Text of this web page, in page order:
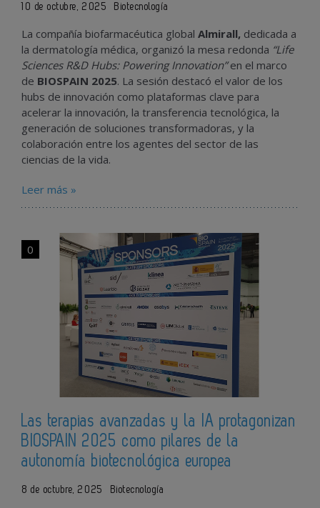
10 de octubre, 2025 Biotecnología
La compañía biofarmacéutica global Almirall, dedicada a
la dermatología médica, organizó la mesa redonda “Life
Sciences R&D Hubs: Powering Innovation”en el marco
de BIOSPAIN 2025. La sesión destacó el valor de los
hubs de innovación como plataformas clave para
acelerar la innovación, la transferencia tecnológica, la
generación de soluciones transformadoras, y la
colaboración entre los agentes del sector de las
ciencias de la vida.
Leer más »
0
Las terapias avanzadas y la IA protagonizan
BIOSPAIN 2025 como pilares de la
autonomía biotecnológica europea
8 de octubre, 2025 Biotecnología